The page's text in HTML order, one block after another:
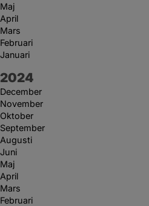
Maj
April
Mars
Februari
Januari
År:
2024
December
November
Oktober
September
Augusti
Juni
Maj
April
Mars
Februari